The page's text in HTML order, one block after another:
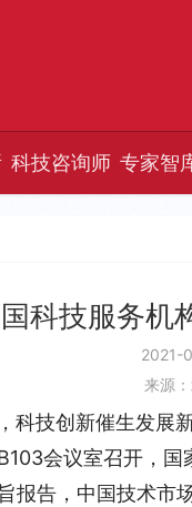
科技咨询师 专家智
科技服务机
2021-
来源
科技创新催生发展
会议室召开，
报告，中国技术市